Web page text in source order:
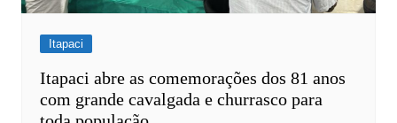
Itapaci
Itapaci abre as comemorações dos 81 anos
com grande cavalgada e churrasco para